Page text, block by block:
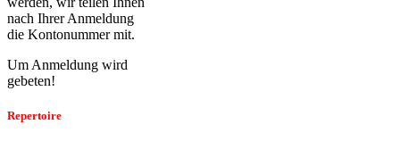
nach Ihrer Anmeldung
die Kontonummer mit.
Um Anmeldung wird
gebeten!
Repertoire